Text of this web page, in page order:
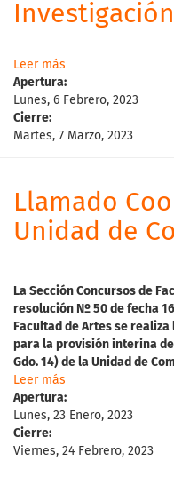
Investigación
Leer más
Apertura:
Lunes, 6 Febrero, 2023
Cierre:
Martes, 7 Marzo, 2023
Llamado
Unidad de
La Sección Concursos de
resolución Nº 50 de fecha
Facultad de Artes se realiza
para la provisión interina de
Gdo. 14) de la Unidad de
Leer más
Apertura:
Lunes, 23 Enero, 2023
Cierre:
Viernes, 24 Febrero, 2023